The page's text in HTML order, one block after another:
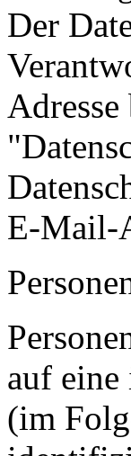
Der
E-Mail-
auf
(im